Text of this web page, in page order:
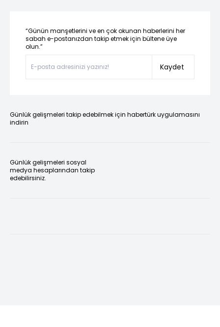
“Günün manşetlerini ve en çok okunan haberlerini her
sabah e-postanızdan takip etmek için bültene üye
olun.”
Kaydet
Günlük gelişmeleri takip edebilmek için habertürk uygulamasını
indirin
Günlük gelişmeleri sosyal
medya hesaplarından takip
edebilirsiniz.